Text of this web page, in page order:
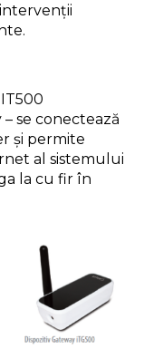
se conectează
și permite
al sistemului
la cu fir în